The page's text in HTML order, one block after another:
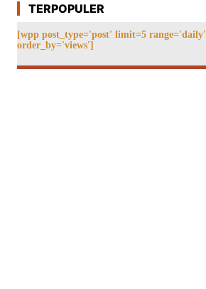
TERPOPULER
[wpp post_type='post' limit=5 range='daily'
order_by='views']